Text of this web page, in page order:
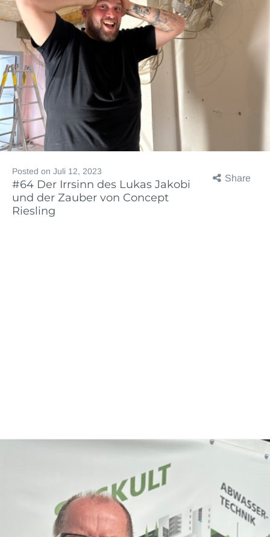
Share
Posted on Juli 12, 2023
#64 Der Irrsinn des Lukas Jakobi
und der Zauber von Concept
Riesling